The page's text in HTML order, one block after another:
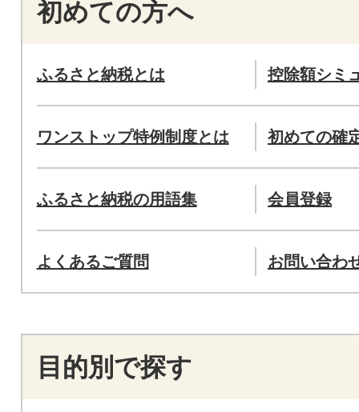
初めての方へ
ふるさと納税とは 控除額シミ
ワンストップ特例制度とは 初めての確
ふるさと納税の用語集 会員登録
よくあるご質問 お問い合わ
目的別で探す